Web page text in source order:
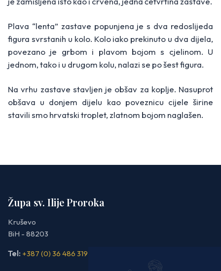
Plava “lenta” zastave popunjena je s dva redoslijeda
figura svrstanih u kolo. Kolo iako prekinuto u dva dijela,
povezano je grbom i plavom bojom s cjelinom. U
jednom, tako i u drugom kolu, nalazi se po šest figura.
Na vrhu zastave stavljen je obšav za koplje. Nasuprot
obšava u donjem dijelu kao poveznicu cijele širine
stavili smo hrvatski troplet, zlatnom bojom naglašen.
Župa sv. Ilije Proroka
Kruševo
BiH - 88203
Tel: +387 (0) 36 486 319